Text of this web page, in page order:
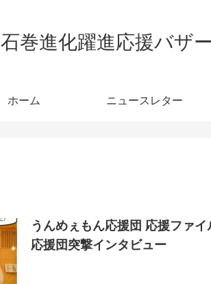
石巻進化躍進応援バザ
ホーム ニュースレター
うんめぇもん応援団 応援ファ
応援団突撃インタビュー